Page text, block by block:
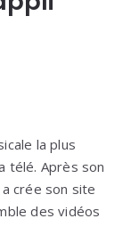
la plus
télé. Après son
crée son site
des vidéos